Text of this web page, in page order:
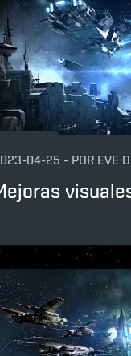
04-25 - POR EVE
updates